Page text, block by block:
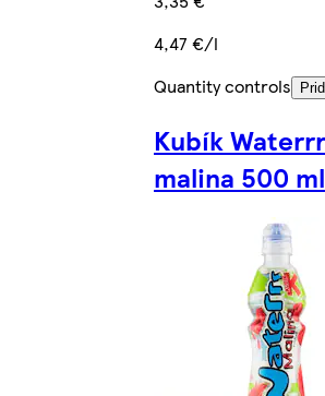
4,47 €/l
Quantity controls
Kubík
malina 500 ml